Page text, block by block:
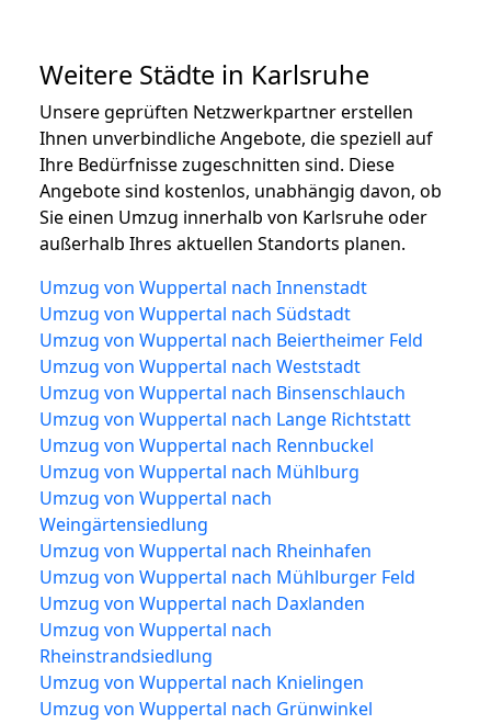
Weitere Städte in Karlsruhe
Unsere geprüften Netzwerkpartner erstellen
Ihnen unverbindliche Angebote, die speziell auf
Ihre Bedürfnisse zugeschnitten sind. Diese
Angebote sind kostenlos, unabhängig davon, ob
Sie einen Umzug innerhalb von Karlsruhe oder
außerhalb Ihres aktuellen Standorts planen.
Umzug von Wuppertal nach Innenstadt
Umzug von Wuppertal nach Südstadt
Umzug von Wuppertal nach Beiertheimer Feld
Umzug von Wuppertal nach Weststadt
Umzug von Wuppertal nach Binsenschlauch
Umzug von Wuppertal nach Lange Richtstatt
Umzug von Wuppertal nach Rennbuckel
Umzug von Wuppertal nach Mühlburg
Umzug von Wuppertal nach
Weingärtensiedlung
Umzug von Wuppertal nach Rheinhafen
Umzug von Wuppertal nach Mühlburger Feld
Umzug von Wuppertal nach Daxlanden
Umzug von Wuppertal nach
Rheinstrandsiedlung
Umzug von Wuppertal nach Knielingen
Umzug von Wuppertal nach Grünwinkel